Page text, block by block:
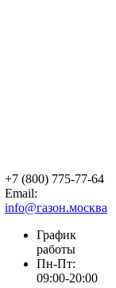
+7 (800) 775-77-64
Email:
info@газон.москва
График
работы
Пн-Пт:
09:00-20:00